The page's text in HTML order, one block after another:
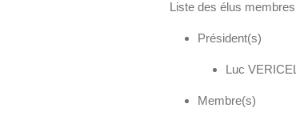
Liste des élus membres
Président(s)
Luc VERICEL
Membre(s)